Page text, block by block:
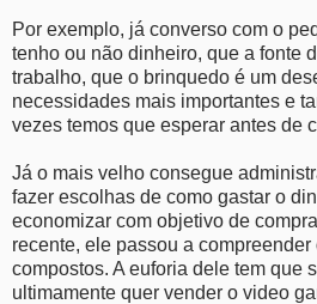
Por exemplo, já converso com o
tenho ou não dinheiro, que a fonte
trabalho, que o brinquedo é um
necessidades mais importantes e
vezes temos que esperar antes de
Já o mais velho consegue
fazer escolhas de como gastar o
economizar com objetivo de
recente, ele passou a
compostos. A euforia dele tem que
ultimamente quer vender o video